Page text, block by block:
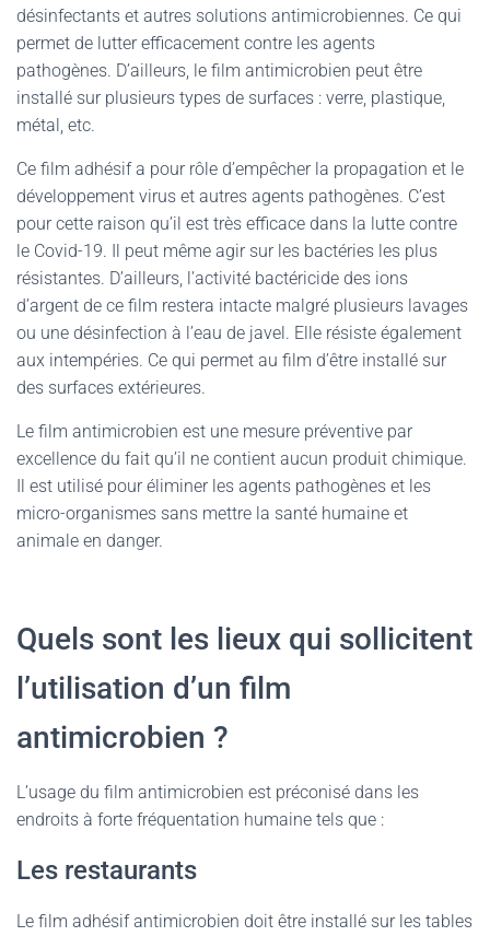
désinfectants et autres solutions antimicrobiennes. Ce qui
permet de lutter efficacement contre les agents
pathogènes. D’ailleurs, le film antimicrobien peut être
installé sur plusieurs types de surfaces : verre, plastique,
métal, etc.
Ce film adhésif a pour rôle d’empêcher la propagation et le
développement virus et autres agents pathogènes. C’est
pour cette raison qu’il est très efficace dans la lutte contre
le Covid-19. Il peut même agir sur les bactéries les plus
résistantes. D’ailleurs, l’activité bactéricide des ions
d’argent de ce film restera intacte malgré plusieurs lavages
ou une désinfection à l’eau de javel. Elle résiste également
aux intempéries. Ce qui permet au film d’être installé sur
des surfaces extérieures.
Le film antimicrobien est une mesure préventive par
excellence du fait qu’il ne contient aucun produit chimique.
Il est utilisé pour éliminer les agents pathogènes et les
micro-organismes sans mettre la santé humaine et
animale en danger.
Quels sont les lieux qui sollicitent
l’utilisation d’un film
antimicrobien ?
L’usage du film antimicrobien est préconisé dans les
endroits à forte fréquentation humaine tels que :
Les restaurants
Le film adhésif antimicrobien doit être installé sur les tables